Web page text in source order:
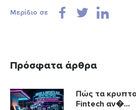
Μερίδιο σε
Πρόσφατα άρθρα
Πώς τα
Fintech αν�...